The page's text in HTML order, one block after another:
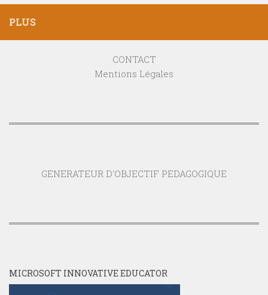
PLUS
CONTACT
Mentions Légales
GENERATEUR D'OBJECTIF PEDAGOGIQUE
MICROSOFT INNOVATIVE EDUCATOR